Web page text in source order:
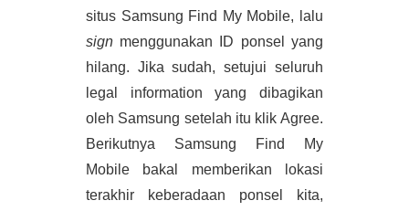
sign menggunakan ID ponsel yang
hilang. Jika sudah, setujui seluruh
legal information yang dibagikan
oleh Samsung setelah itu klik Agree.
Berikutnya Samsung Find My
Mobile bakal memberikan lokasi
terakhir keberadaan ponsel kita,